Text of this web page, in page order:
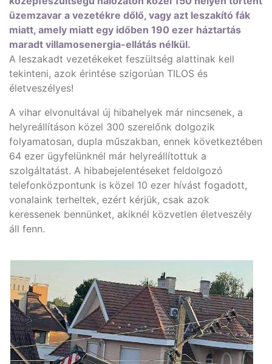
üzemzavar a vezetékre dőlő, vagy azt leszakító fák
miatt, amely miatt egy időben 190 ezer háztartás
maradt villamosenergia-ellátás nélkül.
A leszakadt vezetékeket feszültség alattinak kell
tekinteni, azok érintése szigorúan TILOS és
életveszélyes!
A vihar elvonultával új hibahelyek már nincsenek, a
helyreállításon közel 300 szerelőnk dolgozik
folyamatosan, dupla műszakban, ennek következtében
64 ezer ügyfelünknél már helyreállítottuk a
szolgáltatást. A hibabejelentéseket feldolgozó
telefonközpontunk is közel 10 ezer hívást fogadott,
vonalaink terheltek, ezért kérjük, csak azok
keressenek bennünket, akiknél közvetlen életveszély
áll fenn.